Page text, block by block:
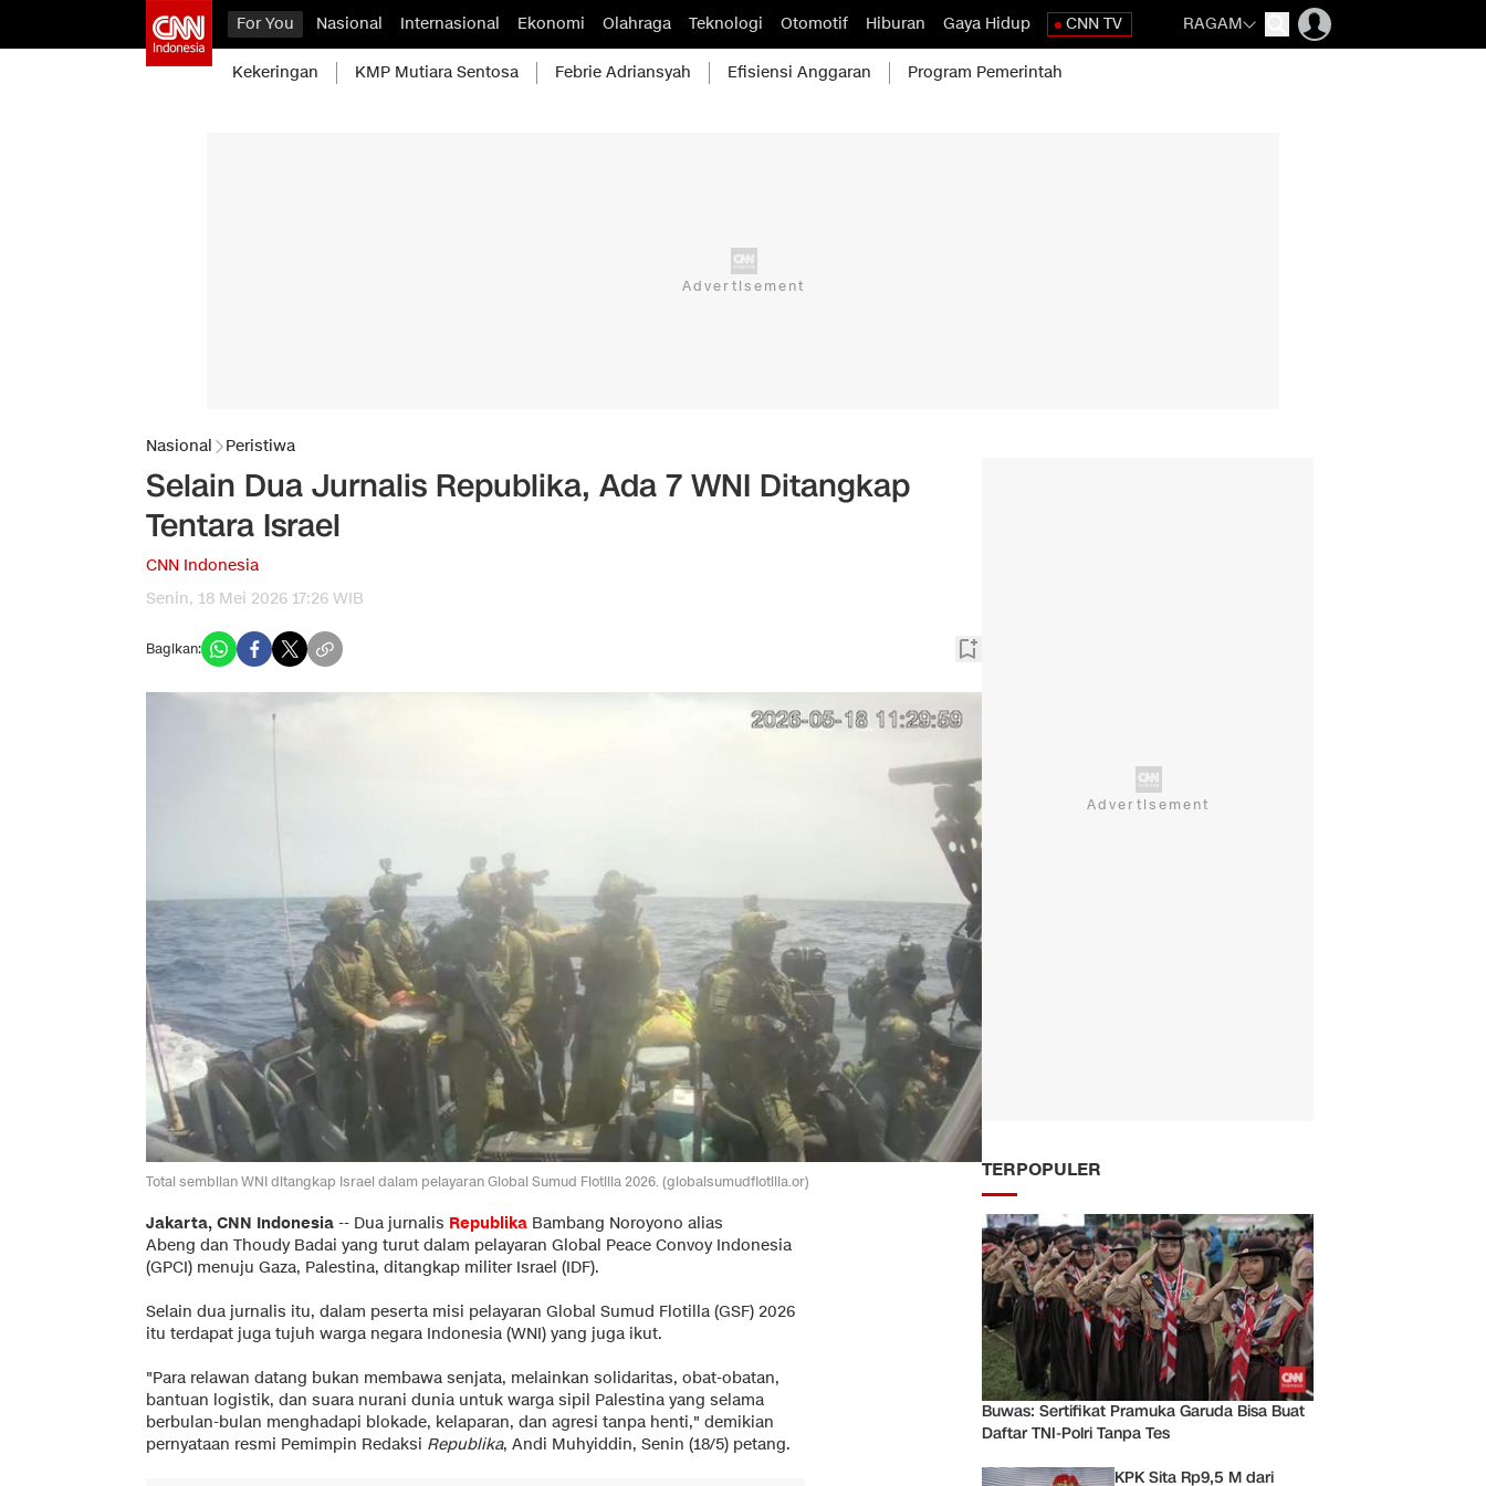
For You Nasional Internasional Ekonomi Olahraga Teknologi Otomotif Hiburan Gaya Hidup CNN TV RAGAM
Kekeringan KMP Mutiara Sentosa Febrie Adriansyah Efisiensi Anggaran Program Pemerintah
Nasional Peristiwa
Selain Dua Jurnalis Republika, Ada 7 WNI Ditangkap
Tentara Israel
CNN Indonesia
Senin, 18 Mei 2026 17:26 WIB
Bagikan:
Total sembilan WNI ditangkap Israel dalam pelayaran Global Sumud Flotilla 2026. (globalsumudflotilla.or)
Jakarta, CNN Indonesia -- Dua jurnalis Republika Bambang Noroyono alias
Abeng dan Thoudy Badai yang turut dalam pelayaran Global Peace Convoy Indonesia
(GPCI) menuju Gaza, Palestina, ditangkap militer Israel (IDF).
Selain dua jurnalis itu, dalam peserta misi pelayaran Global Sumud Flotilla (GSF) 2026
itu terdapat juga tujuh warga negara Indonesia (WNI) yang juga ikut.
"Para relawan datang bukan membawa senjata, melainkan solidaritas, obat-obatan,
bantuan logistik, dan suara nurani dunia untuk warga sipil Palestina yang selama
berbulan-bulan menghadapi blokade, kelaparan, dan agresi tanpa henti," demikian
pernyataan resmi Pemimpin Redaksi Republika, Andi Muhyiddin, Senin (18/5) petang.
TERPOPULER
Buwas: Sertifikat Pramuka Garuda Bisa Buat
Daftar TNI-Polri Tanpa Tes
KPK Sita Rp9,5 M dari